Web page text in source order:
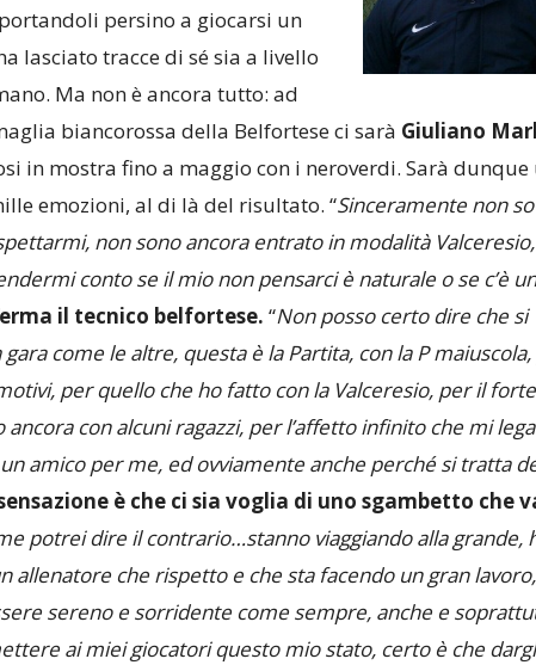
persino a giocarsi un
lasciato tracce di sé sia a livello
Ma non è ancora tutto: ad
biancorossa della Belfortese ci sarà Giuliano
in mostra fino a maggio con i neroverdi. Sarà dunque
emozioni, al di là del risultato. “Sinceramente non so
non sono ancora entrato in modalità
conto se il mio non pensarci è naturale o se c’è un
il tecnico belfortese. “Non posso certo dire che si
come le altre, questa è la Partita, con la P
per quello che ho fatto con la Valceresio, per il forte
ancora con alcuni ragazzi, per l’affetto infinito che mi
un amico per me, ed ovviamente anche perché si tratta
è che ci sia voglia di uno sgambetto che
potrei dire il contrario…stanno viaggiando alla grande,
allenatore che rispetto e che sta facendo un gran
sereno e sorridente come sempre, anche e
ai miei giocatori questo mio stato, certo è che